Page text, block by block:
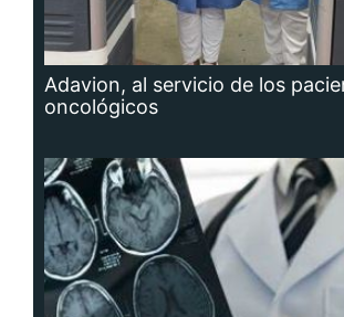
Adavion, al servicio de los
oncológicos